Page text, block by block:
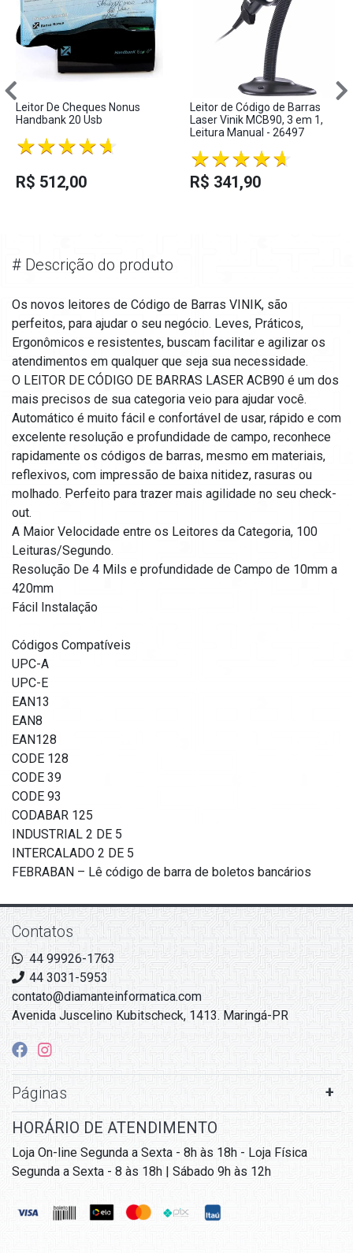
Leitor De Cheques Nonus
Handbank 20 Usb
R$ 512,00
Leitor de Código de Barras
Laser Vinik MCB90, 3 em 1,
Leitura Manual - 26497
R$ 341,90
# Descrição do produto
Os novos leitores de Código de Barras VINIK, são
perfeitos, para ajudar o seu negócio. Leves, Práticos,
Ergonômicos e resistentes, buscam facilitar e agilizar os
atendimentos em qualquer que seja sua necessidade.
O LEITOR DE CÓDIGO DE BARRAS LASER ACB90 é um dos
mais precisos de sua categoria veio para ajudar você.
Automático é muito fácil e confortável de usar, rápido e com
excelente resolução e profundidade de campo, reconhece
rapidamente os códigos de barras, mesmo em materiais,
reflexivos, com impressão de baixa nitidez, rasuras ou
molhado. Perfeito para trazer mais agilidade no seu check-
out.
A Maior Velocidade entre os Leitores da Categoria, 100
Leituras/Segundo.
Resolução De 4 Mils e profundidade de Campo de 10mm a
420mm
Fácil Instalação
Códigos Compatíveis
UPC-A
UPC-E
EAN13
EAN8
EAN128
CODE 128
CODE 39
CODE 93
CODABAR 125
INDUSTRIAL 2 DE 5
INTERCALADO 2 DE 5
FEBRABAN – Lê código de barra de boletos bancários
Contatos
44 99926-1763
44 3031-5953
contato@diamanteinformatica.com
Avenida Juscelino Kubitscheck, 1413. Maringá-PR
Páginas
HORÁRIO DE ATENDIMENTO
Loja On-line Segunda a Sexta - 8h às 18h - Loja Física
Segunda a Sexta - 8 às 18h | Sábado 9h às 12h